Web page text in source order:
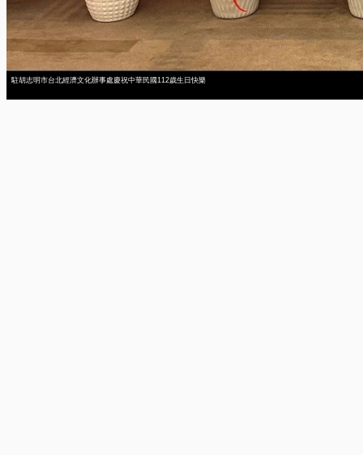
駐胡志明市台北經濟文化辦事處慶祝中華民國112歲生日快樂